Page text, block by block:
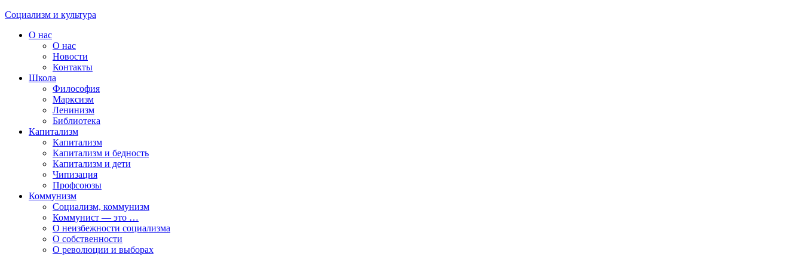
Социализм и культура
О нас
О нас
Новости
Контакты
Школа
Философия
Марксизм
Ленинизм
Библиотека
Капитализм
Капитализм
Капитализм и бедность
Капитализм и дети
Чипизация
Профсоюзы
Коммунизм
Социализм, коммунизм
Коммунист — это …
О неизбежности социализма
О собственности
О революции и выборах